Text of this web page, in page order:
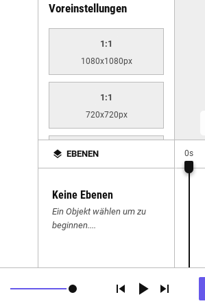
Voreinstellungen
1080x1080px
1:1
720x720px
1:1
600x600px
1080x1350px
layers EBENEN
Keine Ebenen
Ein Objekt wählen um zu
beginnen....
0s
skip_previous play_arrow skip_next